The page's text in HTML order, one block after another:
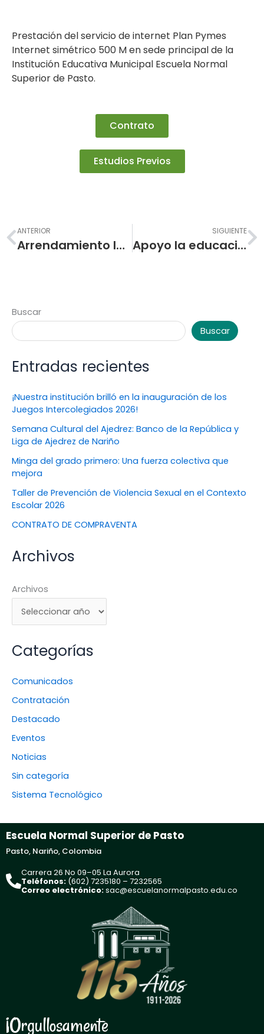
Prestación del servicio de internet Plan Pymes
Internet simétrico 500 M en sede principal de la
Institución Educativa Municipal Escuela Normal
Superior de Pasto.
Contrato
Estudios Previos
Prev
ANTERIOR
Arrendamiento la cafetería central
SIGUIENTE
Apoyo la educación donando uniformes y útiles escolares
Buscar
Buscar
Entradas recientes
¡Nuestra institución brilló en la inauguración de los
Juegos Intercolegiados 2026!
Semana Cultural del Ajedrez: Banco de la República y
Liga de Ajedrez de Nariño
Minga del grado primero: Una fuerza colectiva que
mejora
Taller de Prevención de Violencia Sexual en el Contexto
Escolar 2026
CONTRATO DE COMPRAVENTA
Archivos
Archivos
Categorías
Comunicados
Contratación
Destacado
Eventos
Noticias
Sin categoría
Sistema Tecnológico
Escuela Normal Superior de Pasto
Pasto, Nariño, Colombia
Carrera 26 No 09–05 La Aurora
Teléfonos: (602) 7235180 – 7232565
Correo electrónico:sac@escuelanormalpasto.edu.co
¡Orgullosamente